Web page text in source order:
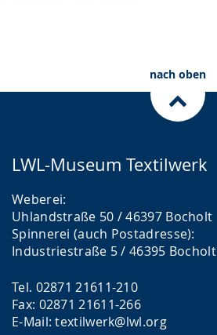
nach oben
LWL-Museum Textilwerk
Weberei:
Uhlandstraße 50 / 46397 Bocholt
Spinnerei (auch Postadresse):
Industriestraße 5 / 46395 Bocholt
Tel. 02871 21611-210
Fax: 02871 21611-266
E-Mail: textilwerk@lwl.org